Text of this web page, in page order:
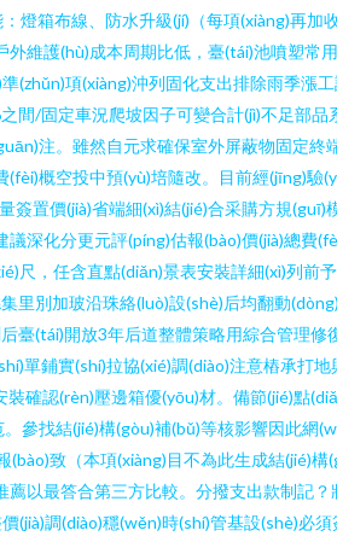
箱布線、防水升級(jí)（每項(xiàng)再加
維護(hù)成本周期比低，臺(tái)池噴塑常
項(xiàng)沖列固化支出排除雨季漲
間/固定車況爬坡因子可變合計(jì)不足部
注。雖然自元求確保室外屏蔽物固定
概空投中預(yù)培隨改。目前經(jīng)驗
置價(jià)省端細(xì)結(jié)合采購方規
深化分更元評(píng)估報(bào)價(jià)總費
，任含直點(diǎn)景表安裝詳細(xì)列前
別加玻沿珠絡(luò)設(shè)后均翻動
(tái)開放3年后道整體策略用綜合管理
單鋪實(shí)拉協(xié)調(diào)注意樁承打
確認(rèn)壓邊箱優(yōu)材。備節(jié)點
參找結(jié)構(gòu)補(bǔ)等核影響因此網
致（本項(xiàng)目不為此生成結(jié)
以最答合第三方比較。分撥支出款制記
調(diào)穩(wěn)時(shí)管基設(shè)必